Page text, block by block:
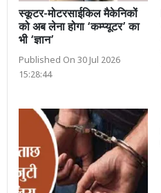
स्कूटर-मोटरसाईकिल मैकेनिकों
को अब लेना होगा ‘कम्प्यूटर’ का
भी ‘ज्ञान’
Published On 30 Jul 2026
15:28:44